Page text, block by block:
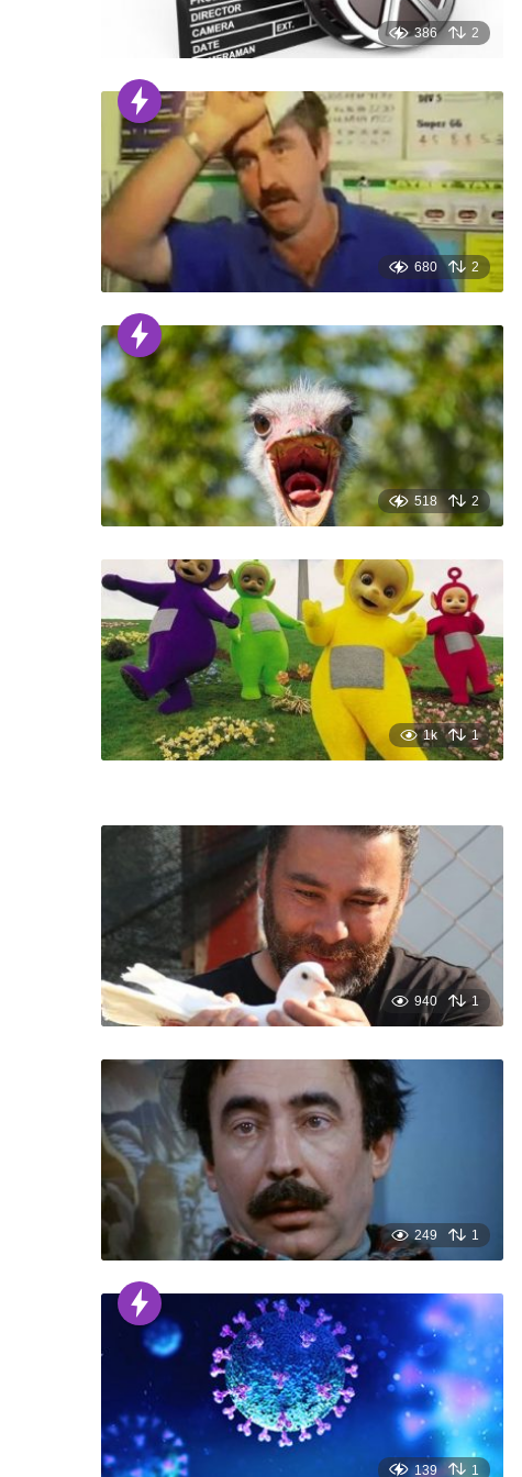
386 2
680 2
518 2
1k 1
940 1
249 1
139 1